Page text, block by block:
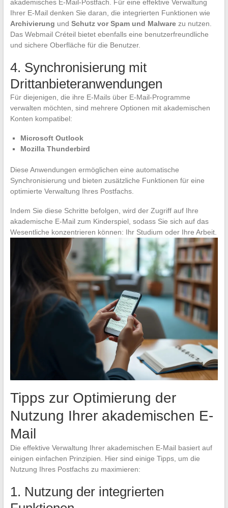
akademisches E-Mail-Postfach. Für eine effektive Verwaltung
Ihrer E-Mail denken Sie daran, die integrierten Funktionen wie
Archivierung und Schutz vor Spam und Malwarezu nutzen.
Das Webmail Créteil bietet ebenfalls eine benutzerfreundliche
und sichere Oberfläche für die Benutzer.
4. Synchronisierung mit
Drittanbieteranwendungen
Für diejenigen, die ihre E-Mails über E-Mail-Programme
verwalten möchten, sind mehrere Optionen mit akademischen
Konten kompatibel:
Microsoft Outlook
Mozilla Thunderbird
Diese Anwendungen ermöglichen eine automatische
Synchronisierung und bieten zusätzliche Funktionen für eine
optimierte Verwaltung Ihres Postfachs.
Indem Sie diese Schritte befolgen, wird der Zugriff auf Ihre
akademische E-Mail zum Kinderspiel, sodass Sie sich auf das
Wesentliche konzentrieren können: Ihr Studium oder Ihre Arbeit.
Tipps zur Optimierung der
Nutzung Ihrer akademischen E-
Mail
Die effektive Verwaltung Ihrer akademischen E-Mail basiert auf
einigen einfachen Prinzipien. Hier sind einige Tipps, um die
Nutzung Ihres Postfachs zu maximieren:
1. Nutzung der integrierten